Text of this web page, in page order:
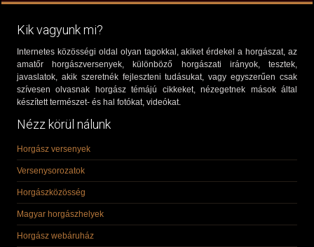
Kik vagyunk mi?
Internetes közösségi oldal olyan tagokkal, akiket érdekel a horgászat, az
amatőr horgászversenyek, különböző horgászati irányok, tesztek,
javaslatok, akik szeretnék fejleszteni tudásukat, vagy egyszerűen csak
szívesen olvasnak horgász témájú cikkeket, nézegetnek mások által
készített természet- és hal fotókat, videókat.
Nézz körül nálunk
Horgász versenyek
Versenysorozatok
Horgászközösség
Magyar horgászhelyek
Horgász webáruház